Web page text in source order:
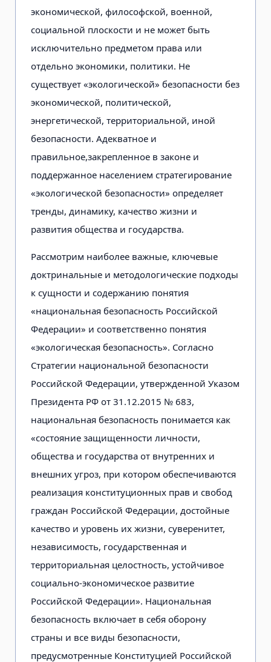
экономической, философской, военной,
социальной плоскости и не может быть
исключительно предметом права или
отдельно экономики, политики. Не
существует «экологической» безопасности без
экономической, политической,
энергетической, территориальной, иной
безопасности. Адекватное и
правильное,закрепленное в законе и
поддержанное населением стратегирование
«экологической безопасности» определяет
тренды, динамику, качество жизни и
развития общества и государства.
Рассмотрим наиболее важные, ключевые
доктринальные и методологические подходы
к сущности и содержанию понятия
«национальная безопасность Российской
Федерации» и соответственно понятия
«экологическая безопасность». Согласно
Стратегии национальной безопасности
Российской Федерации, утвержденной Указом
Президента РФ от 31.12.2015 № 683,
национальная безопасность понимается как
«состояние защищенности личности,
общества и государства от внутренних и
внешних угроз, при котором обеспечиваются
реализация конституционных прав и свобод
граждан Российской Федерации, достойные
качество и уровень их жизни, суверенитет,
независимость, государственная и
территориальная целостность, устойчивое
социально-экономическое развитие
Российской Федерации». Национальная
безопасность включает в себя оборону
страны и все виды безопасности,
предусмотренные Конституцией Российской